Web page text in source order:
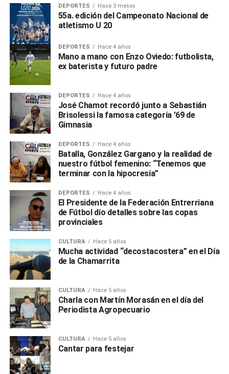
DEPORTES Hace 3 meses
55a. edición del Campeonato Nacional de
atletismo U 20
DEPORTES Hace 4 años
Mano a mano con Enzo Oviedo: futbolista,
ex baterista y futuro padre
DEPORTES Hace 4 años
José Chamot recordó junto a Sebastián
Brisolessi la famosa categoría ’69 de
Gimnasia
DEPORTES Hace 4 años
Batalla, González Gargano y la realidad de
nuestro fútbol femenino: “Tenemos que
terminar con la hipocresía”
DEPORTES Hace 4 años
El Presidente de la Federación Entrerriana
de Fútbol dio detalles sobre las copas
provinciales
CULTURA Hace 5 años
Mucha actividad “decostacostera” en el Día
de la Chamarrita
CULTURA Hace 5 años
Charla con Martín Morasán en el día del
Periodista Agropecuario
CULTURA Hace 5 años
Cantar para festejar